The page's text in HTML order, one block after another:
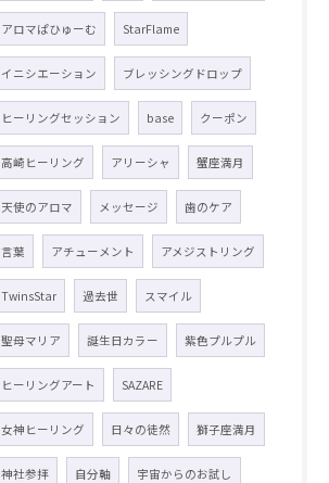
アロマぱひゅーむ StarFlame
イニシエーション ブレッシングドロップ
ヒーリングセッション base クーポン
高崎ヒーリング アリーシャ 蟹座満月
天使のアロマ メッセージ 歯のケア
言葉 アチューメント アメジストリング
TwinsStar 過去世 スマイル
聖母マリア 誕生日カラー 紫色プルプル
ヒーリングアート SAZARE
女神ヒーリング 日々の徒然 獅子座満月
神社参拝 自分軸 宇宙からのお試し